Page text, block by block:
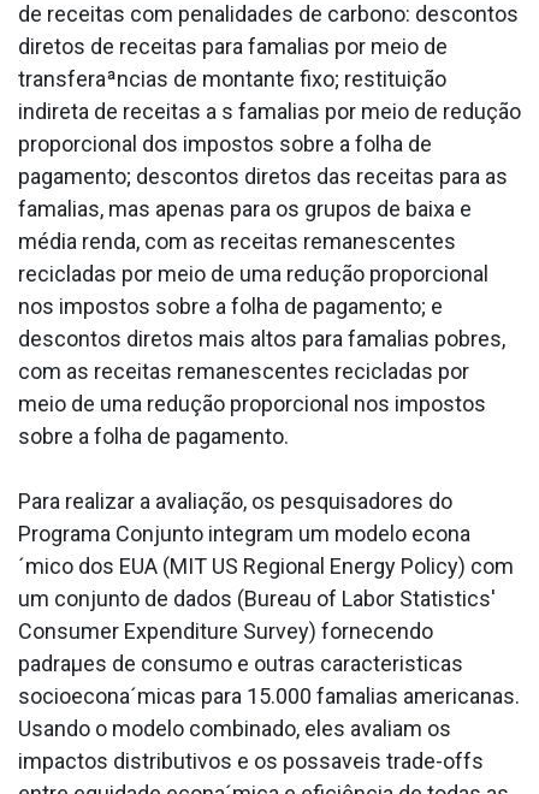
de receitas com penalidades de carbono: descontos
diretos de receitas para fama­lias por meio de
transferaªncias de montante fixo; restituição
indireta de receitas a s fama­lias por meio de redução
proporcional dos impostos sobre a folha de
pagamento; descontos diretos das receitas para as
fama­lias, mas apenas para os grupos de baixa e
média renda, com as receitas remanescentes
recicladas por meio de uma redução proporcional
nos impostos sobre a folha de pagamento; e
descontos diretos mais altos para fama­lias pobres,
com as receitas remanescentes recicladas por
meio de uma redução proporcional nos impostos
sobre a folha de pagamento.
Para realizar a avaliação, os pesquisadores do
Programa Conjunto integram um modelo econa
´mico dos EUA (MIT US Regional Energy Policy) com
um conjunto de dados (Bureau of Labor Statistics'
Consumer Expenditure Survey) fornecendo
padraµes de consumo e outras caracteri­sticas
socioecona´micas para 15.000 fama­lias americanas.
Usando o modelo combinado, eles avaliam os
impactos distributivos e os possa­veis trade-offs